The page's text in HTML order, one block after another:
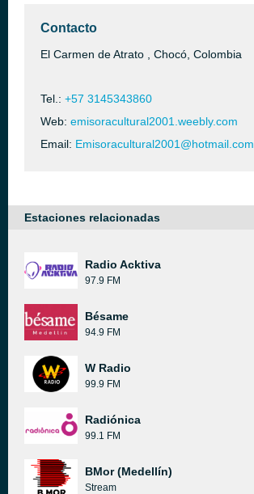
Contacto
El Carmen de Atrato , Chocó, Colombia
Tel.: +57 3145343860
Web: emisoracultural2001.weebly.com
Email: Emisoracultural2001@hotmail.com
Estaciones relacionadas
Radio Acktiva
97.9 FM
Bésame
94.9 FM
W Radio
99.9 FM
Radiónica
99.1 FM
BMor (Medellín)
Stream